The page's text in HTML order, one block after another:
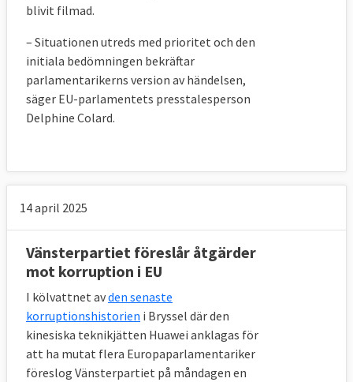
blivit filmad.
– Situationen utreds med prioritet och den
initiala bedömningen bekräftar
parlamentarikerns version av händelsen,
säger EU-parlamentets presstalesperson
Delphine Colard.
14 april 2025
Vänsterpartiet föreslår åtgärder
mot korruption i EU
I kölvattnet avden senaste
korruptionshistorien i Bryssel där den
kinesiska teknikjätten Huawei anklagas för
att ha mutat flera Europaparlamentariker
föreslog Vänsterpartiet på måndagen en